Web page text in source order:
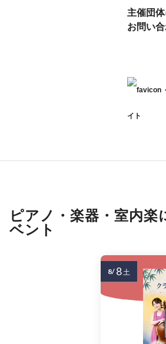
主催団
お問い
イト
ピアノ・楽器・室内楽
ベント
8/ 8 土